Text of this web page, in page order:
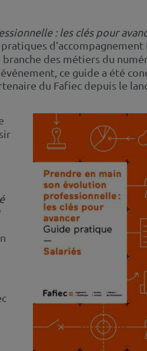
: les clés pour
d’accompagnement
branche des métiers du
ce guide a été
du Fafiec depuis le